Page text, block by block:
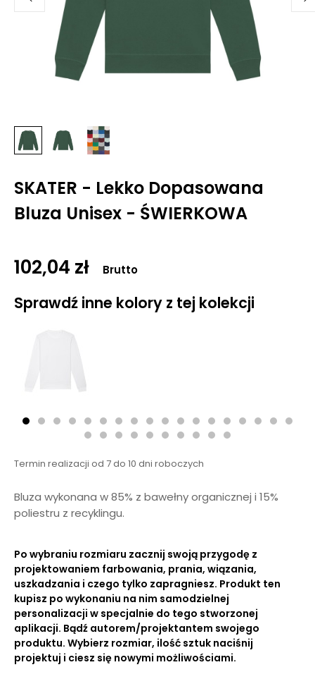
SKATER - Lekko Dopasowana
Bluza Unisex - ŚWIERKOWA
102,04 zł Brutto
Sprawdź inne kolory z tej kolekcji
Termin realizacji od 7 do 10 dni roboczych
Bluza wykonana w 85% z bawełny organicznej i 15%
poliestru z recyklingu.
Po wybraniu rozmiaru zacznij swoją przygodę z
projektowaniem farbowania, prania, wiązania,
uszkadzania i czego tylko zapragniesz. Produkt ten
kupisz po wykonaniu na nim samodzielnej
personalizacji w specjalnie do tego stworzonej
aplikacji. Bądź autorem/projektantem swojego
produktu. Wybierz rozmiar, ilość sztuk naciśnij
projektuj i ciesz się nowymi możliwościami.